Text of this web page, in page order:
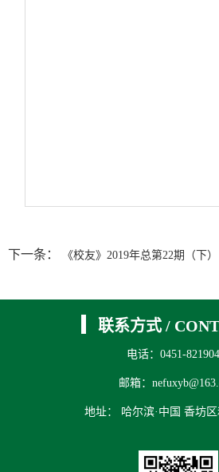
下一条： 《校友》2019年总第22期（下）
联系方式/
电话：0451-
邮箱：
地址： 哈尔滨·中国 香坊